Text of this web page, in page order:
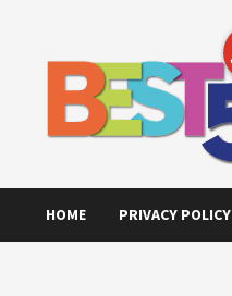
HOME PRIVACY POLICY